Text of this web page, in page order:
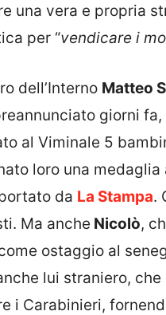
una vera e propria
per “vendicare i
dell’Interno Matteo
giorni fa,
al Viminale 5
loro una medaglia
da La Stampa.
Ma anche Nicolò,
ostaggio al
lui straniero,
i Carabinieri,